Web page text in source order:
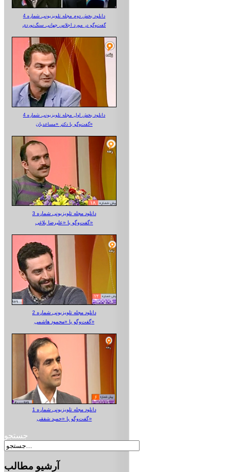
دانلود بخش دوم مجله تلویزیونی شماره 4
گفت‌وگو در مورد اجلاس جهانی سنگ‌نوردی
دانلود بخش اول مجله تلویزیونی شماره 4
گفت‌وگو با دکتر «مساعدیان»
دانلود مجله تلویزیونی شماره 3
گفت‌وگو با «علیرضا بلاغی»
دانلود مجله تلویزیونی شماره 2
گفت‌وگو با «محمود هاشمی»
دانلود مجله تلویزیونی شماره 1
گفت‌وگو با «حمید شفقی»
جستجو
آرشیو مطالب